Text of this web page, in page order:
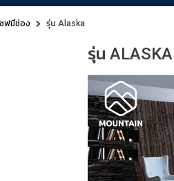
ฟมีช่อง รุ่น Alaska
รุ่น ALASKA